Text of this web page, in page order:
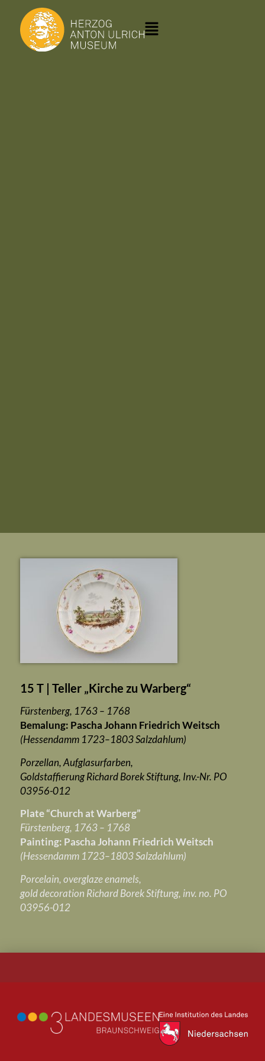
15 T | Teller „Kirche zu Warberg“
Fürstenberg, 1763 – 1768
Bemalung: Pascha Johann Friedrich Weitsch
(Hessendamm 1723–1803 Salzdahlum)
Porzellan, Aufglasurfarben,
Goldstaffierung Richard Borek Stiftung, Inv.-Nr. PO
03956-012
Plate “Church at Warberg”
Fürstenberg, 1763 – 1768
Painting: Pascha Johann Friedrich Weitsch
(Hessendamm 1723–1803 Salzdahlum)
Porcelain, overglaze enamels,
gold decoration Richard Borek Stiftung, inv. no. PO
03956-012